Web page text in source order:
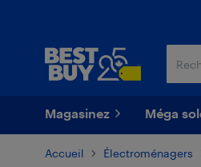
Magasinez Méga
Accueil Électroménagers